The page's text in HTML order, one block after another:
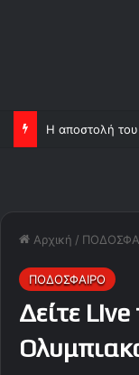
Η αποστολή
Αρχική /
ΠΟΔΟΣΦΑΙΡΟ
Δείτε